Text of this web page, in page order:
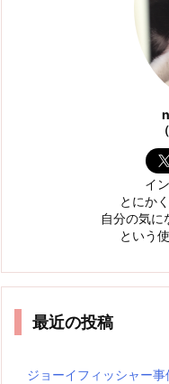
イ
とにか
自分の気に
という
最近の投稿
ジョーイフィッシャー